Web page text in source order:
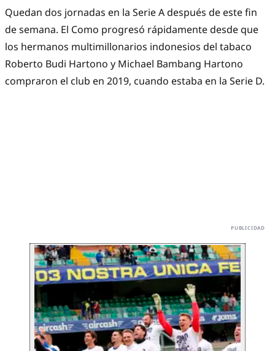
Quedan dos jornadas en la Serie A después de este fin
de semana. El Como progresó rápidamente desde que
los hermanos multimillonarios indonesios del tabaco
Roberto Budi Hartono y Michael Bambang Hartono
compraron el club en 2019, cuando estaba en la Serie D.